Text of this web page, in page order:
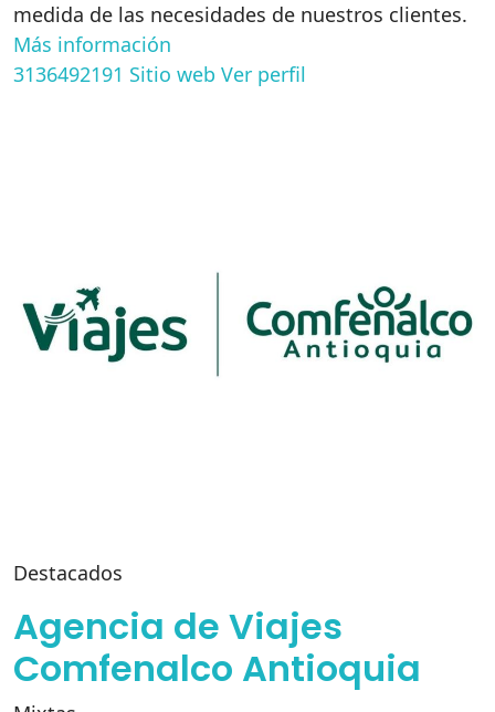
medida de las necesidades de nuestros clientes.
Más información
3136492191 Sitio web Ver perfil
Destacados
Agencia de Viajes
Comfenalco Antioquia